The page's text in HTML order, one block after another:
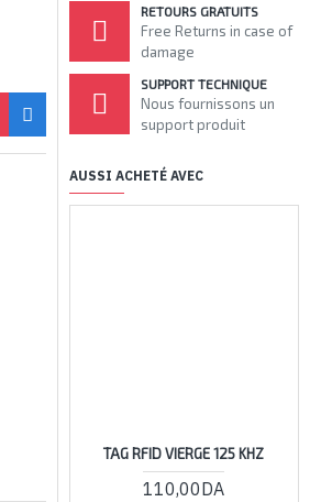
RETOURS GRATUITS
Free Returns in case of
damage
SUPPORT TECHNIQUE
Nous fournissons un
support produit
AUSSI ACHETÉ AVEC
TAG RFID VIERGE 125 KHZ
110,00DA